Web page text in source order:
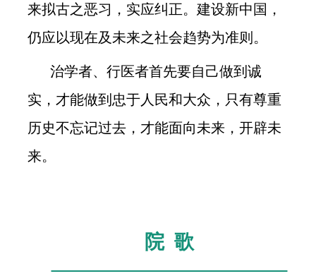
来拟古之恶习，实应纠正。建设新中国，
仍应以现在及未来之社会趋势为准则。
治学者、行医者首先要自己做到诚
实，才能做到忠于人民和大众，只有尊重
历史不忘记过去，才能面向未来，开辟未
来。
院 歌